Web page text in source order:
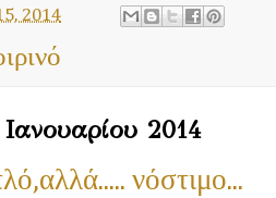
2014
2014
νόστιμο...